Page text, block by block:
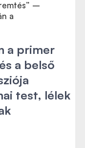
–
a
a primer
a belső
test, lélek